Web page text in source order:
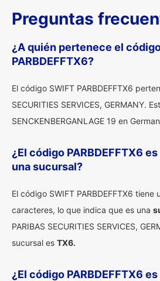
Preguntas
¿A quién pertenece el
PARBDEFFTX6?
El código SWIFT PARBDEFFTX6
SECURITIES SERVICES, GERMANY.
SENCKENBERGANLAGE 19 en
¿El código PARBDEFFTX6
una sucursal?
El código SWIFT PARBDEFFTX6 tiene
caracteres, lo que indica que es una
PARIBAS SECURITIES SERVICES,
sucursal es TX6.
¿El código PARBDEFFTX6